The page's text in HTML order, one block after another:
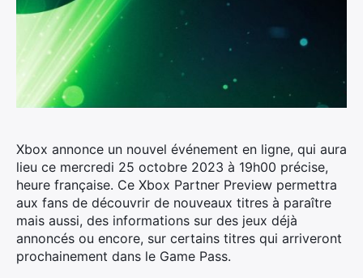
Xbox annonce un nouvel événement en ligne, qui aura
lieu ce mercredi 25 octobre 2023 à 19h00 précise,
heure française. Ce Xbox Partner Preview permettra
aux fans de découvrir de nouveaux titres à paraître
mais aussi, des informations sur des jeux déjà
annoncés ou encore, sur certains titres qui arriveront
prochainement dans le Game Pass.